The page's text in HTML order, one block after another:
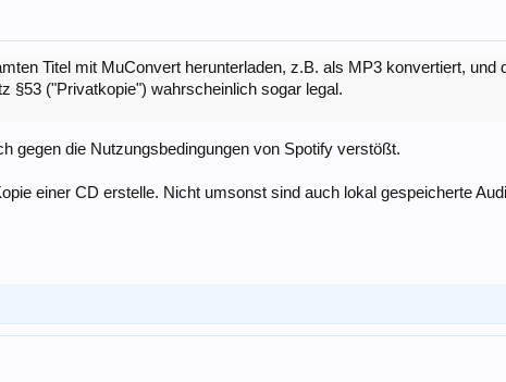
Titel mit MuConvert herunterladen, z.B. als MP3 konvertiert, und
§53 ("Privatkopie") wahrscheinlich sogar legal.
gegen die Nutzungsbedingungen von Spotify verstößt.
einer CD erstelle. Nicht umsonst sind auch lokal gespeicherte